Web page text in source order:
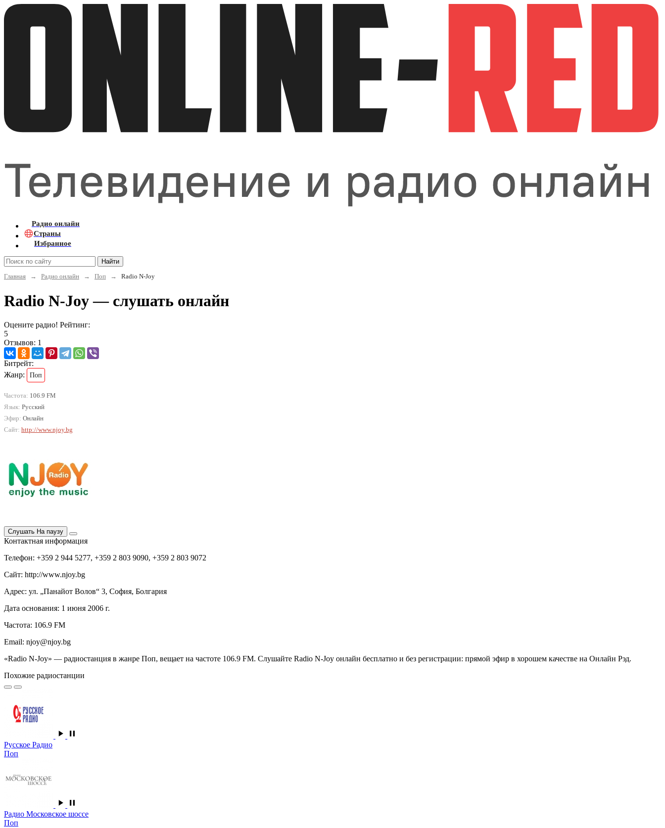
Радио онлайн
Страны
Избранное
Найти
Главная
→ Радио онлайн → Поп → Radio N-Joy
Radio N-Joy — слушать онлайн
Оцените радио! Рейтинг:
5
Отзывов: 1
Битрейт:
Жанр:
Поп
Частота: 106.9 FM
Язык: Русский
Эфир: Онлайн
Сайт: http://www.njoy.bg
Слушать На паузу
Контактная информация
Телефон: +359 2 944 5277, +359 2 803 9090, +359 2 803 9072
Сайт: http://www.njoy.bg
Адрес: ул. „Панайот Волов“ 3, София, Болгария
Дата основания: 1 июня 2006 г.
Частота: 106.9 FM
Email: njoy@njoy.bg
«Radio N-Joy» — радиостанция в жанре Поп, вещает на частоте 106.9 FM. Слушайте Radio N-Joy онлайн бесплатно и без регистрации: прямой эфир в хорошем качестве на Онлайн Рэд.
Похожие радиостанции
Русское Радио
Поп
Радио Московское шоссе
Поп